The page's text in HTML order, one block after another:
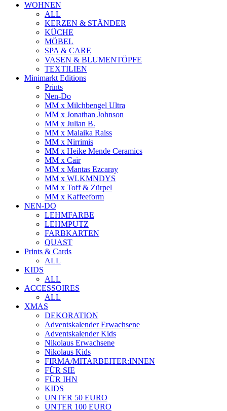
WOHNEN
ALL
KERZEN & STÄNDER
KÜCHE
MÖBEL
SPA & CARE
VASEN & BLUMENTÖPFE
TEXTILIEN
Minimarkt Editions
Prints
Nen-Do
MM x Milchbengel Ultra
MM x Jonathan Johnson
MM x Julian B.
MM x Malaika Raiss
MM x Nirrimis
MM x Heike Mende Ceramics
MM x Cair
MM x Mantas Ezcaray
MM x WLKMNDYS
MM x Toff & Zürpel
MM x Kaffeeform
NEN-DO
LEHMFARBE
LEHMPUTZ
FARBKARTEN
QUAST
Prints & Cards
ALL
KIDS
ALL
ACCESSOIRES
ALL
XMAS
DEKORATION
Adventskalender Erwachsene
Adventskalender Kids
Nikolaus Erwachsene
Nikolaus Kids
FIRMA/MITARBEITER:INNEN
FÜR SIE
FÜR IHN
KIDS
UNTER 50 EURO
UNTER 100 EURO